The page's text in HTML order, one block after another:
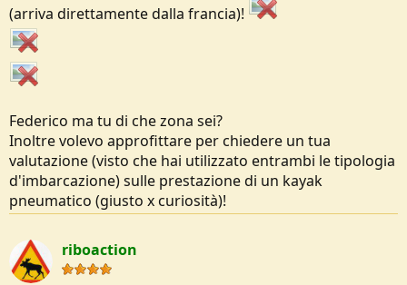
(arriva direttamente dalla francia)!
Federico ma tu di che zona sei?
Inoltre volevo approfittare per chiedere un tua
valutazione (visto che hai utilizzato entrambi le tipologia
d'imbarcazione) sulle prestazione di un kayak
pneumatico (giusto x curiosità)!
riboaction